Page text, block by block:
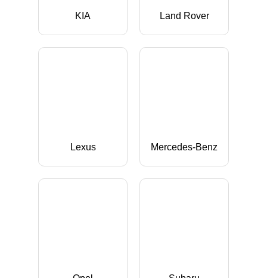
KIA Land Rover
Lexus Mercedes-Benz